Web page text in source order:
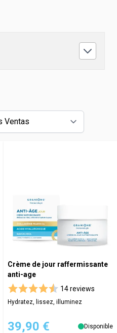
Crème de jour raffermissante
anti-age
14 reviews
Hydratez, lissez, illuminez
39,90 € Disponible